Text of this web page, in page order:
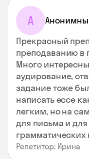
А
Прекрасный
преподаванию в
Много
аудирование,
задание тоже
написать ессе
легким, но на
для письма и
грамматических
Репетитор: Ирина